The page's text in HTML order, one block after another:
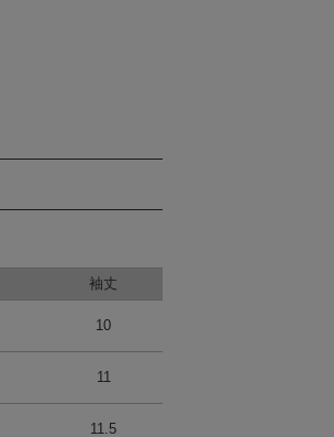
袖丈
10
11
11.5